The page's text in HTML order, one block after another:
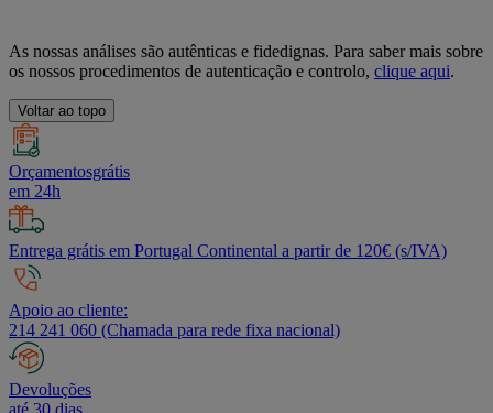
As nossas análises são autênticas e fidedignas. Para saber mais sobre
os nossos procedimentos de autenticação e controlo, clique aqui.
Voltar ao topo
Orçamentosgrátis
em 24h
Entrega grátis em Portugal Continental a partir de 120€ (s/IVA)
Apoio ao cliente:
214 241 060 (Chamada para rede fixa nacional)
Devoluções